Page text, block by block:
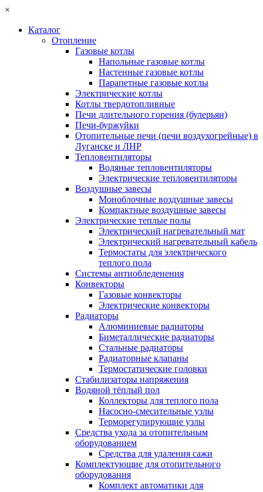
×
Каталог
Отопление
Газовые котлы
Напольные газовые котлы
Настенные газовые котлы
Парапетные газовые котлы
Электрические котлы
Котлы твердотопливные
Печи длительного горения (булерьян)
Печи-буржуйки
Отопительные печи (печи воздухогрейные) в
Луганске и ЛНР
Тепловентиляторы
Водяные тепловентиляторы
Электрические тепловентиляторы
Воздушные завесы
Моноблочные воздушные завесы
Компактные воздушные завесы
Электрические теплые полы
Электрический нагревательный мат
Электрический нагревательный кабель
Термостаты для электрического
теплого пола
Системы антиобледенения
Конвекторы
Газовые конвекторы
Электрические конвекторы
Радиаторы
Алюминиевые радиаторы
Биметаллические радиаторы
Стальные радиаторы
Радиаторные клапаны
Термостатические головки
Стабилизаторы напряжения
Водяной тёплый пол
Коллекторы для теплого пола
Насосно-смесительные узлы
Терморегулирующие узлы
Средства ухода за отопительным
оборудованием
Средства для удаления сажи
Комплектующие для отопительного
оборудования
Комплект автоматики для